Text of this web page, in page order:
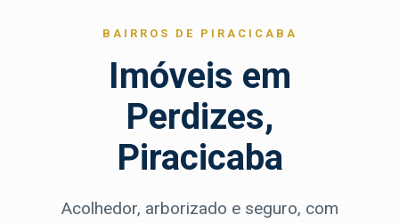
BAIRROS DE PIRACICABA
Imóveis em
Perdizes,
Piracicaba
Acolhedor, arborizado e seguro, com